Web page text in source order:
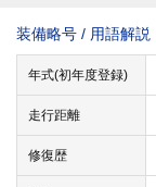
装備略号 / 用語解説
年式(初年度登録)
走行距離
修復歴